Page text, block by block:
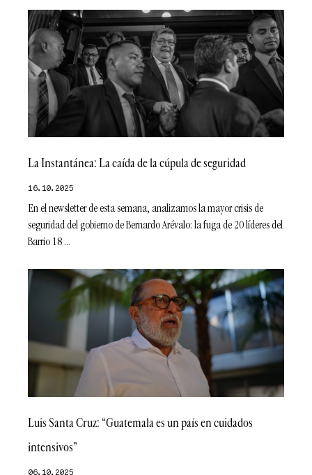
La Instantánea: La caída de la cúpula de seguridad
16.10.2025
En el newsletter de esta semana, analizamos la mayor crisis de
seguridad del gobierno de Bernardo Arévalo: la fuga de 20 líderes del
Barrio 18
Luis Santa Cruz: “Guatemala es un país en cuidados
intensivos”
06.10.2025